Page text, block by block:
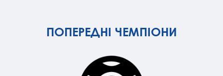
ПОПЕРЕДНІ ЧЕМПІОНИ